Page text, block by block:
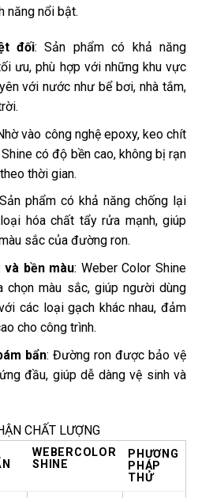
năng nổi bật.
đối: Sản phẩm có khả năng
ưu, phù hợp với những khu vực
với nước như bể bơi, nhà tắm,
vào công nghệ epoxy, keo chít
có độ bền cao, không bị rạn
thời gian.
phẩm có khả năng chống lại
hóa chất tẩy rửa mạnh, giúp
sắc của đường ron.
và bền màu: Weber Color Shine
chọn màu sắc, giúp người dùng
các loại gạch khác nhau, đảm
cho công trình.
bẩn: Đường ron được bảo vệ
đầu, giúp dễ dàng vệ sinh và
CHẤT LƯỢNG
WEBERCOLOR
SHINE
PHƯƠNG
PHÁP
THỬ